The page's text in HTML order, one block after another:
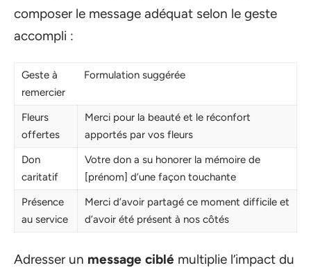
composer le message adéquat selon le geste
accompli :
Geste à
remercier
Formulation suggérée
Fleurs
offertes
Merci pour la beauté et le réconfort
apportés par vos fleurs
Don
caritatif
Votre don a su honorer la mémoire de
[prénom] d’une façon touchante
Présence
au service
Merci d’avoir partagé ce moment difficile et
d’avoir été présent à nos côtés
Adresser un message ciblé multiplie l’impact du